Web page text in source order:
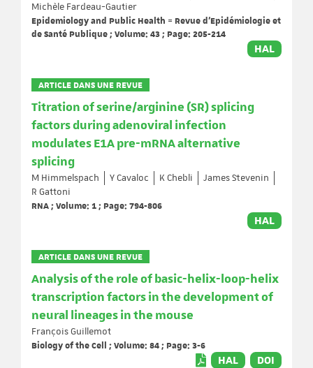
Michèle Fardeau-Gautier
Epidemiology and Public Health = Revue d'Epidémiologie et
de Santé Publique ; Volume: 43 ; Page: 205-214
HAL
ARTICLE DANS UNE REVUE
Titration of serine/arginine (SR) splicing
factors during adenoviral infection
modulates E1A pre-mRNA alternative
splicing
M Himmelspach Y Cavaloc K Chebli
James Stevenin
R Gattoni
RNA ; Volume: 1 ; Page: 794-806
HAL
ARTICLE DANS UNE REVUE
Analysis of the role of basic-helix-loop-helix
transcription factors in the development of
neural lineages in the mouse
François Guillemot
Biology of the Cell ; Volume: 84 ; Page: 3-6
HAL DOI